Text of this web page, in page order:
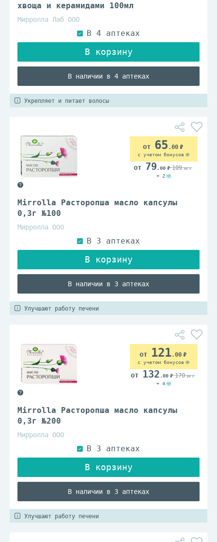
хвоща и керамидами 100мл
Мирролла Лаб ООО
В наличии в 4 аптеках
Укрепляет и питает волосы
Mirrolla Расторопша масло капсулы
0,3г №100
Мирролла ООО
В наличии в 3 аптеках
65 .00
с учетом бонусов
79 .00 109.00
+ 2
Улучшают работу печени
Mirrolla Расторопша масло капсулы
0,3г №200
Мирролла ООО
В наличии в 3 аптеках
121.00
с учетом бонусов
132 .00 170.00
+ 4
Улучшают работу печени